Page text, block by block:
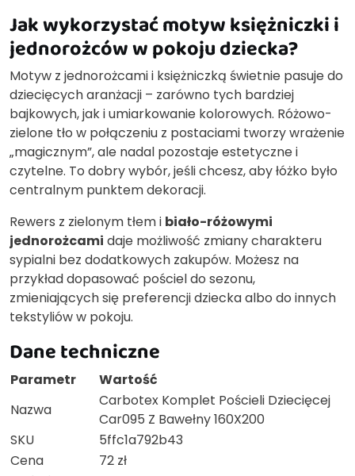
Jak wykorzystać motyw księżniczki i
jednorożców w pokoju dziecka?
Motyw z jednorożcami i księżniczką świetnie pasuje do
dziecięcych aranżacji – zarówno tych bardziej
bajkowych, jak i umiarkowanie kolorowych. Różowo-
zielone tło w połączeniu z postaciami tworzy wrażenie
„magicznym”, ale nadal pozostaje estetyczne i
czytelne. To dobry wybór, jeśli chcesz, aby łóżko było
centralnym punktem dekoracji.
Rewers z zielonym tłem i biało-różowymi
jednorożcami daje możliwość zmiany charakteru
sypialni bez dodatkowych zakupów. Możesz na
przykład dopasować pościel do sezonu,
zmieniających się preferencji dziecka albo do innych
tekstyliów w pokoju.
Dane techniczne
Parametr
Wartość
Nazwa
Carbotex Komplet Pościeli Dziecięcej
Car095 Z Bawełny 160X200
SKU
5ffc1a792b43
Cena
72 zł